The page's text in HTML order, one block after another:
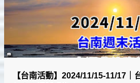
【台南活動】2024/11/15-11/17｜